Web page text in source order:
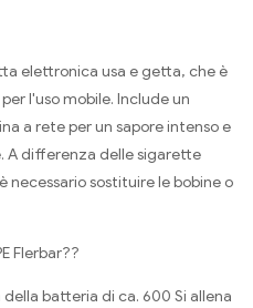
elettronica usa e getta, che è
l'uso mobile. Include un
a rete per un sapore intenso e
A differenza delle sigarette
necessario sostituire le bobine o
Flerbar??
batteria di ca. 600 Si allena